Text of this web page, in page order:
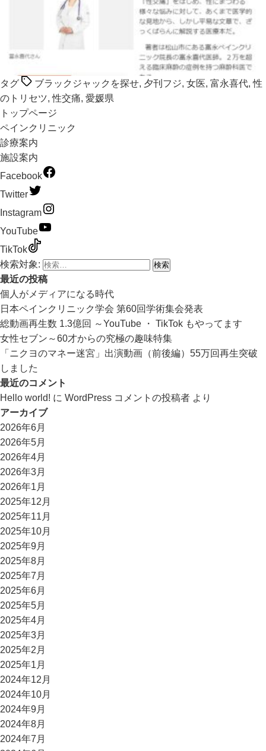
タグ ブラックジャックを探せ, 夕刊フジ, 女医, 富永喜代,性
のトリセツ,性交痛, 愛媛県
トップページ
ペインクリニック
診療案内
施設案内
Facebook
Twitter
Instagram
YouTube
TikTok
検索対象:
最近の投稿
個人がメディアになる時代
日本ペインクリニック学会 第60回学術集会発表
総動画再生数 1.3億回 ～YouTube ・ TikTok もやってます
女性セブン～60才からの究極の趣味特集
「ニクヨのマネー迷宮」出演動画（前後編）55万回再生突破
しました
最近のコメント
Hello world! に WordPress コメントの投稿者 より
アーカイブ
2026年6月
2026年5月
2026年4月
2026年3月
2026年1月
2025年12月
2025年11月
2025年10月
2025年9月
2025年8月
2025年7月
2025年6月
2025年5月
2025年4月
2025年3月
2025年2月
2025年1月
2024年12月
2024年10月
2024年9月
2024年8月
2024年7月